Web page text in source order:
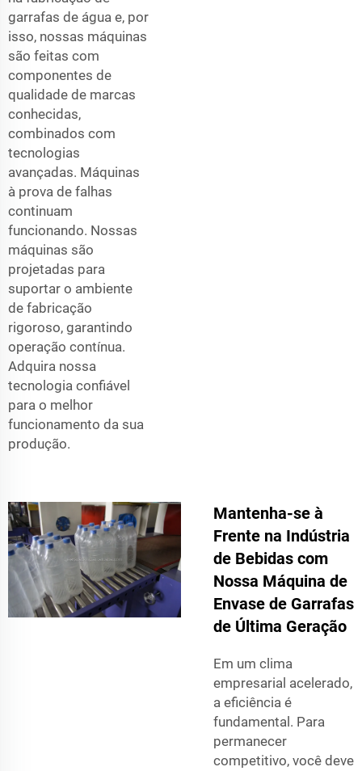
garrafas de água e, por
isso, nossas máquinas
são feitas com
componentes de
qualidade de marcas
conhecidas,
combinados com
tecnologias
avançadas. Máquinas
à prova de falhas
continuam
funcionando. Nossas
máquinas são
projetadas para
suportar o ambiente
de fabricação
rigoroso, garantindo
operação contínua.
Adquira nossa
tecnologia confiável
para o melhor
funcionamento da sua
produção.
Mantenha-se à
Frente na Indústria
de Bebidas com
Nossa Máquina de
Envase de Garrafas
de Última Geração
Em um clima
empresarial acelerado,
a eficiência é
fundamental. Para
permanecer
competitivo, você deve